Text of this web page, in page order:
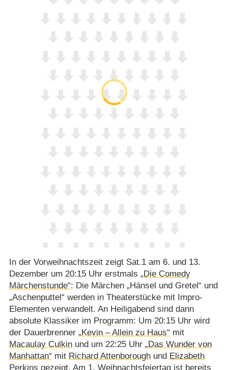
In der Vorweihnachtszeit zeigt Sat.1 am 6. und 13.
Dezember um 20:15 Uhr erstmals „Die Comedy
Märchenstunde“: Die Märchen „Hänsel und Gretel“ und
„Aschenputtel“ werden in Theaterstücke mit Impro-
Elementen verwandelt. An Heiligabend sind dann
absolute Klassiker im Programm: Um 20:15 Uhr wird
der Dauerbrenner „Kevin – Allein zu Haus“ mit
Macaulay Culkinund um 22:25 Uhr „Das Wunder von
Manhattan“ mit Richard Attenboroughund Elizabeth
Perkins gezeigt. Am 1. Weihnachtsfeiertag ist bereits